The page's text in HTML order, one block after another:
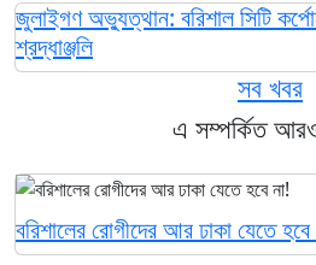
জুলাইগণ অভ্যুত্থান: বরিশাল সিটি
শ্রদ্ধাঞ্জলি
সব খবর
এ সম্পর্কিত
বরিশালের রোগীদের আর ঢাকা যেতে হবে